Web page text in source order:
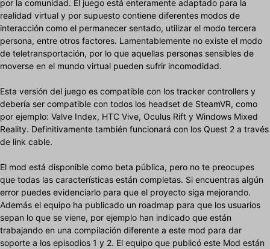
por la comunidad. El juego está enteramente adaptado para la
realidad virtual y por supuesto contiene diferentes modos de
interacción como el permanecer sentado, utilizar el modo tercera
persona, entre otros factores. Lamentablemente no existe el modo
de teletransportación, por lo que aquellas personas sensibles de
moverse en el mundo virtual pueden sufrir incomodidad.
Esta versión del juego es compatible con los tracker controllers y
debería ser compatible con todos los headset de SteamVR, como
por ejemplo: Valve Index, HTC Vive, Oculus Rift y Windows Mixed
Reality. Definitivamente también funcionará con los Quest 2 a través
de link cable.
El mod está disponible como beta pública, pero no te preocupes
que todas las características están completas. Si encuentras algún
error puedes evidenciarlo para que el proyecto siga mejorando.
Además el equipo ha publicado un roadmap para que los usuarios
sepan lo que se viene, por ejemplo han indicado que están
trabajando en una compilación diferente a este mod para dar
soporte a los episodios 1 y 2. El equipo que publicó este Mod están